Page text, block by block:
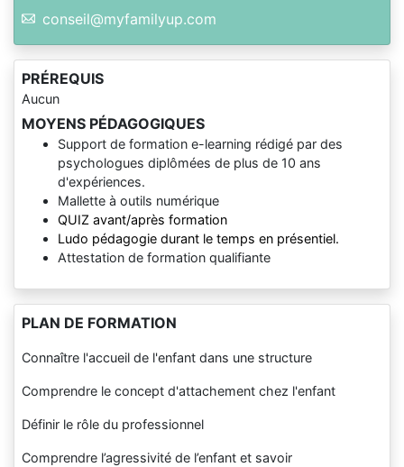
conseil@myfamilyup.com
PRÉREQUIS
Aucun
MOYENS PÉDAGOGIQUES
Support de formation e-learning rédigé par des
psychologues diplômées de plus de 10 ans
d'expériences.
Mallette à outils numérique
QUIZ avant/après formation
Ludo pédagogie durant le temps en présentiel.
Attestation de formation qualifiante
PLAN DE FORMATION
Connaître l'accueil de l'enfant dans une structure
Comprendre le concept d'attachement chez l'enfant
Définir le rôle du professionnel
Comprendre l’agressivité de l’enfant et savoir